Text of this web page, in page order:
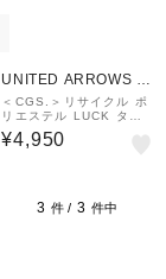
UNITED ARROWS O
UTLET
＜CGS.＞リサイクル ポ
リエステル LUCK タン
クトップ 吸水速乾 UV軽
減
¥4,950
3 件 / 3 件中